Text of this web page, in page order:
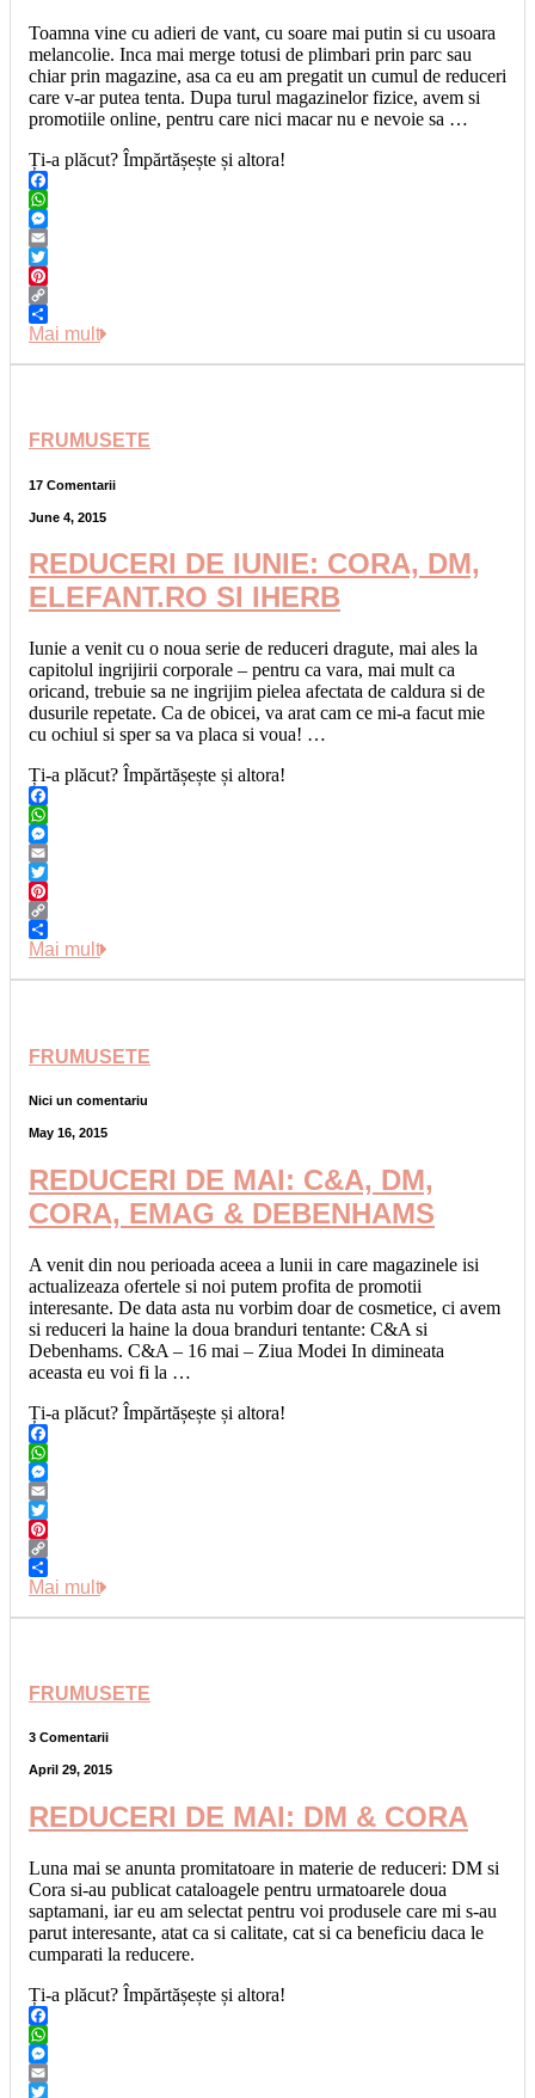
Toamna vine cu adieri de vant, cu soare mai putin si cu usoara
melancolie. Inca mai merge totusi de plimbari prin parc sau
chiar prin magazine, asa ca eu am pregatit un cumul de reduceri
care v-ar putea tenta. Dupa turul magazinelor fizice, avem si
promotiile online, pentru care nici macar nu e nevoie sa …
Ți-a plăcut? Împărtășește și altora!
Facebook
WhatsApp
Messenger
Email
Twitter
Pinterest
Copy
Link
Share
Mai mult
FRUMUSETE
17 Comentarii
June 4, 2015
REDUCERI DE IUNIE: CORA, DM,
ELEFANT.RO SI IHERB
Iunie a venit cu o noua serie de reduceri dragute, mai ales la
capitolul ingrijirii corporale – pentru ca vara, mai mult ca
oricand, trebuie sa ne ingrijim pielea afectata de caldura si de
dusurile repetate. Ca de obicei, va arat cam ce mi-a facut mie
cu ochiul si sper sa va placa si voua! …
Ți-a plăcut? Împărtășește și altora!
Facebook
WhatsApp
Messenger
Email
Twitter
Pinterest
Copy
Link
Share
Mai mult
FRUMUSETE
Nici un comentariu
May 16, 2015
REDUCERI DE MAI: C&A, DM,
CORA, EMAG & DEBENHAMS
A venit din nou perioada aceea a lunii in care magazinele isi
actualizeaza ofertele si noi putem profita de promotii
interesante. De data asta nu vorbim doar de cosmetice, ci avem
si reduceri la haine la doua branduri tentante: C&A si
Debenhams. C&A – 16 mai – Ziua Modei In dimineata
aceasta eu voi fi la …
Ți-a plăcut? Împărtășește și altora!
Facebook
WhatsApp
Messenger
Email
Twitter
Pinterest
Copy
Link
Share
Mai mult
FRUMUSETE
3 Comentarii
April 29, 2015
REDUCERI DE MAI: DM & CORA
Luna mai se anunta promitatoare in materie de reduceri: DM si
Cora si-au publicat cataloagele pentru urmatoarele doua
saptamani, iar eu am selectat pentru voi produsele care mi s-au
parut interesante, atat ca si calitate, cat si ca beneficiu daca le
cumparati la reducere.
Ți-a plăcut? Împărtășește și altora!
Facebook
WhatsApp
Messenger
Email